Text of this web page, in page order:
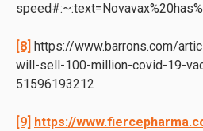
[8] https://www.barrons.com/
will-sell-100-million-covid-19-
51596193212
[9]
https://